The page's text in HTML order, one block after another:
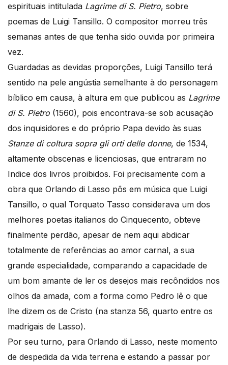
espirituais intitulada Lagrime di S. Pietro, sobre
poemas de Luigi Tansillo. O compositor morreu três
semanas antes de que tenha sido ouvida por primeira
vez.
Guardadas as devidas proporções, Luigi Tansillo terá
sentido na pele angústia semelhante à do personagem
bíblico em causa, à altura em que publicou as Lagrime
di S. Pietro (1560), pois encontrava-se sob acusação
dos inquisidores e do próprio Papa devido às suas
Stanze di coltura sopra gli orti delle donne, de 1534,
altamente obscenas e licenciosas, que entraram no
Indice dos livros proibidos. Foi precisamente com a
obra que Orlando di Lasso pôs em música que Luigi
Tansillo, o qual Torquato Tasso considerava um dos
melhores poetas italianos do Cinquecento, obteve
finalmente perdão, apesar de nem aqui abdicar
totalmente de referências ao amor carnal, a sua
grande especialidade, comparando a capacidade de
um bom amante de ler os desejos mais recôndidos nos
olhos da amada, com a forma como Pedro lê o que
lhe dizem os de Cristo (na stanza 56, quarto entre os
madrigais de Lasso).
Por seu turno, para Orlando di Lasso, neste momento
de despedida da vida terrena e estando a passar por